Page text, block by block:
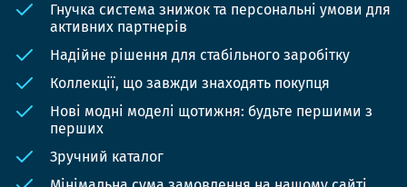
Гнучка система знижок та персональні умови для
активних партнерів
Надійне рішення для стабільного заробітку
Коллекції, що завжди знаходять покупця
Нові модні моделі щотижня: будьте першими з
перших
Зручний каталог